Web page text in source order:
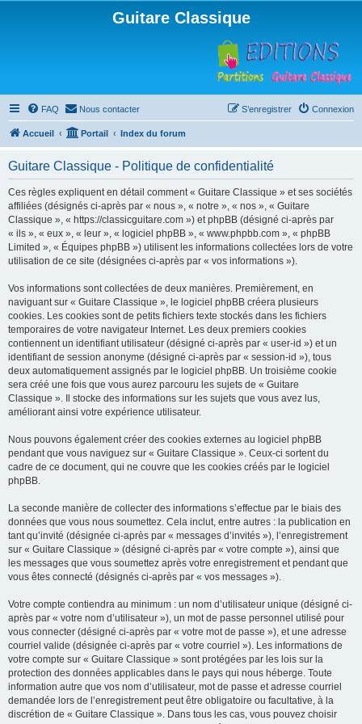
Guitare Classique
FAQ Nous contacter Connexion
S’enregistrer
Accueil Portail Index du forum
Guitare Classique - Politique de confidentialité
Ces règles expliquent en détail comment « Guitare Classique » et ses sociétés
affiliées (désignés ci-après par « nous », « notre », « nos », « Guitare
Classique », « https://classicguitare.com ») et phpBB (désigné ci-après par
« ils », « eux », « leur », « logiciel phpBB », « www.phpbb.com », « phpBB
Limited », « Équipes phpBB ») utilisent les informations collectées lors de votre
utilisation de ce site (désignées ci-après par « vos informations »).
Vos informations sont collectées de deux manières. Premièrement, en
naviguant sur « Guitare Classique », le logiciel phpBB créera plusieurs
cookies. Les cookies sont de petits fichiers texte stockés dans les fichiers
temporaires de votre navigateur Internet. Les deux premiers cookies
contiennent un identifiant utilisateur (désigné ci-après par « user-id ») et un
identifiant de session anonyme (désigné ci-après par « session-id »), tous
deux automatiquement assignés par le logiciel phpBB. Un troisième cookie
sera créé une fois que vous aurez parcouru les sujets de « Guitare
Classique ». Il stocke des informations sur les sujets que vous avez lus,
améliorant ainsi votre expérience utilisateur.
Nous pouvons également créer des cookies externes au logiciel phpBB
pendant que vous naviguez sur « Guitare Classique ». Ceux-ci sortent du
cadre de ce document, qui ne couvre que les cookies créés par le logiciel
phpBB.
La seconde manière de collecter des informations s’effectue par le biais des
données que vous nous soumettez. Cela inclut, entre autres : la publication en
tant qu’invité (désignée ci-après par « messages d’invités »), l’enregistrement
sur « Guitare Classique » (désigné ci-après par « votre compte »), ainsi que
les messages que vous soumettez après votre enregistrement et pendant que
vous êtes connecté (désignés ci-après par « vos messages »).
Votre compte contiendra au minimum : un nom d’utilisateur unique (désigné ci-
après par « votre nom d’utilisateur »), un mot de passe personnel utilisé pour
vous connecter (désigné ci-après par « votre mot de passe »), et une adresse
courriel valide (désignée ci-après par « votre courriel »). Les informations de
votre compte sur « Guitare Classique » sont protégées par les lois sur la
protection des données applicables dans le pays qui nous héberge. Toute
information autre que vos nom d’utilisateur, mot de passe et adresse courriel
demandée lors de l’enregistrement peut être obligatoire ou facultative, à la
discrétion de « Guitare Classique ». Dans tous les cas, vous pouvez choisir